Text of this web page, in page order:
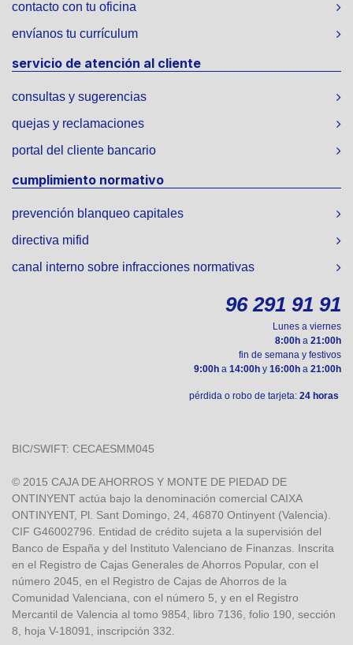
contacto con tu oficina
envíanos tu currículum
servicio de atención al cliente
consultas y sugerencias
quejas y reclamaciones
portal del cliente bancario
cumplimiento normativo
prevención blanqueo capitales
directiva mifid
canal interno sobre infracciones normativas
96 291 91 91
Lunes a viernes
8:00h a 21:00h
fin de semana y festivos
9:00h a 14:00h y 16:00h a 21:00h
pérdida o robo de tarjeta: 24 horas
BIC/SWIFT: CECAESMM045
© 2015 CAJA DE AHORROS Y MONTE DE PIEDAD DE
ONTINYENT actúa bajo la denominación comercial CAIXA
ONTINYENT, Pl. Sant Domingo, 24, 46870 Ontinyent (Valencia).
CIF G46002796. Entidad de crédito sujeta a la supervisión del
Banco de España y del Instituto Valenciano de Finanzas. Inscrita
en el Registro de Cajas Generales de Ahorros Popular, con el
número 2045, en el Registro de Cajas de Ahorros de la
Comunidad Valenciana, con el número 5, y en el Registro
Mercantil de Valencia al tomo 9854, libro 7136, folio 190, sección
8, hoja V-18091, inscripción 332.